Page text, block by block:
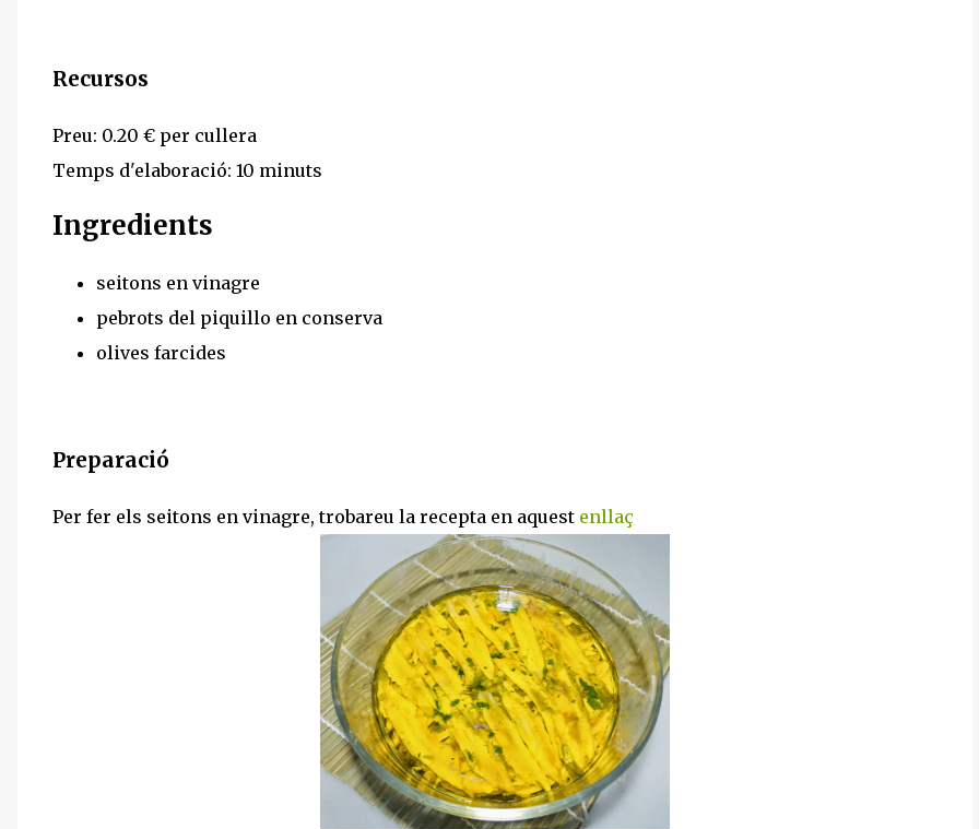
Recursos
Preu: 0.20 € per cullera
Temps d'elaboració: 10 minuts
Ingredients
seitons en vinagre
pebrots del piquillo en conserva
olives farcides
Preparació
Per fer els seitons en vinagre, trobareu la recepta en aquest enllaç